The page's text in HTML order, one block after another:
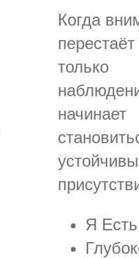
Когда
только
начинает
Я Есть